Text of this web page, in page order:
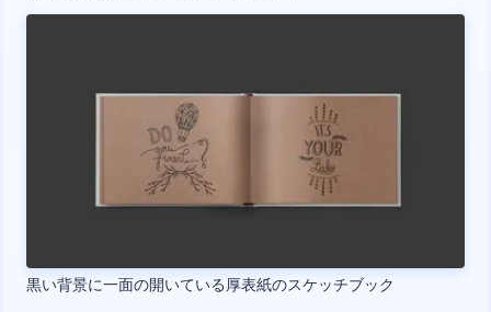
黒い背景に一面の開いている厚表紙のスケッチブック